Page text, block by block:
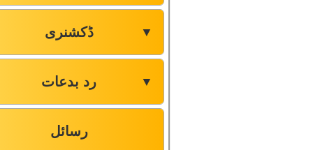
ڈکشنری ▼
رد بدعات ▼
رسائل